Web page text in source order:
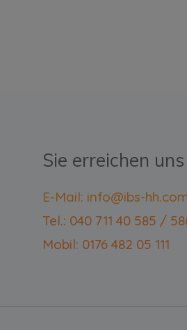
Sie erreichen uns
E-Mail: info@ibs-
Tel.: 040 711 40 585 /
Mobil: 0176 482 05 111